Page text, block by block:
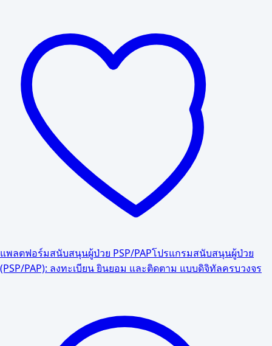
แพลตฟอร์มสนับสนุนผู้ป่วย PSP/PAPโปรแกรมสนับสนุนผู้ป่วย
(PSP/PAP): ลงทะเบียน ยินยอม และติดตาม แบบดิจิทัลครบวงจร